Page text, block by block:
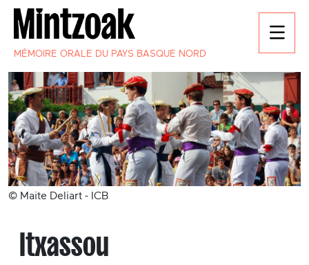
MÉMOIRE ORALE DU PAYS BASQUE NORD
© Maite Deliart - ICB
Itxassou